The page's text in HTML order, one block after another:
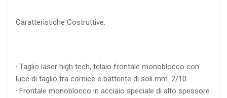
Caratteristiche Costruttive:
· Taglio laser high tech, telaio frontale monoblocco con
luce di taglio tra cornice e battente di soli mm. 2/10
· Frontale monoblocco in acciaio speciale di alto spessore